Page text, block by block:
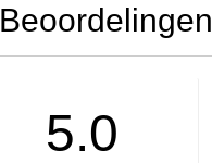
Beoordelingen
5.0